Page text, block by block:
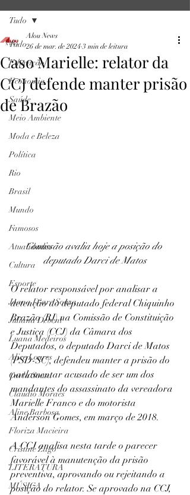
Tudo
Educação
Economia
Saúde
Meio Ambiente
Moda e Beleza
Política
Rio
Brasil
Mundo
Famosos
Atualidades
Cultura
Esporte
Joana D'arc Souza
Juliana Debent
Luana Medeiros
Alice Loures
Carla Sousa
Claudio Moraes
Aline Barbosa
Floriza Macieira
Cristine Zago
LITERATURA
MÚSICA
Tudo
Caso Marielle: relator da
CCJ defende manter prisão
de Brazão
Alou News
26 de mar. de 2024 3 min de leitura
Comissão avalia hoje a posição do
deputado Darci de Matos
O relator responsável por analisar a
detenção do deputado federal Chiquinho
Brazão (RJ) na Comissão de Constituição
e Justiça (CCJ) da Câmara dos
Deputados, o deputado Darci de Matos
(PSD-SC), defendeu manter a prisão do
parlamentar acusado de ser um dos
mandantes do assassinato da vereadora
Marielle Franco e do motorista
Anderson Gomes, em março de 2018.
A CCJ analisa nesta tarde o parecer
favorável à manutenção da prisão
preventiva, aprovando ou rejeitando a
posição do relator. Se aprovado na CCJ,